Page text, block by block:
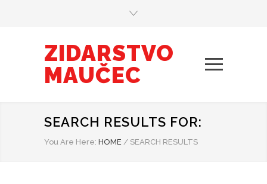
ZIDARSTVO
MAUČEC
SEARCH RESULTS FOR:
You Are Here: HOME / SEARCH RESULTS